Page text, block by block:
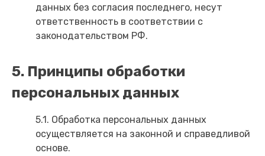
данных без согласия последнего, несут
ответственность в соответствии с
законодательством РФ.
5. Принципы обработки
персональных данных
5.1. Обработка персональных данных
осуществляется на законной и справедливой
основе.